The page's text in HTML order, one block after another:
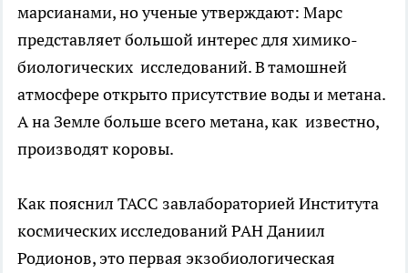
марсианами, но ученые утверждают: Марс
представляет большой интерес для химико-
биологических исследований. В тамошней
атмосфере открыто присутствие воды и метана.
А на Земле больше всего метана, как известно,
производят коровы.
Как пояснил ТАСС завлабораторией Института
космических исследований РАН Даниил
Родионов, это первая экзобиологическая